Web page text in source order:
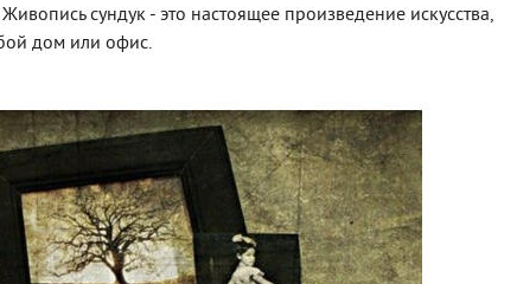
сундук - это настоящее произведение искусства,
дом или офис.